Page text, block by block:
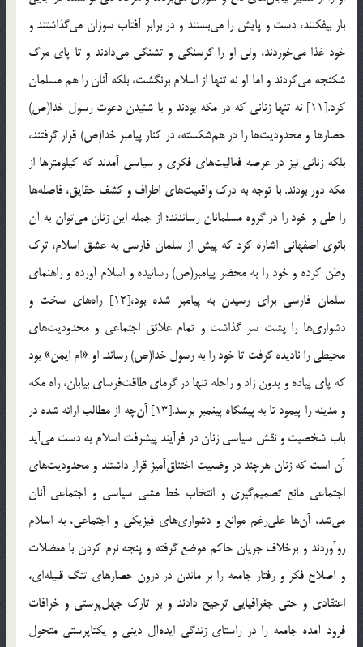
بار بیفکنند، دست و پایش را می‌بستند و در برابر آفتاب سوزان می‌گذاشتند و
خود غذا می‌خوردند، ولی او را گرسنگی و تشنگی می‌دادند و تا پای مرگ
شکنجه می‌کردند و اما او نه تنها از اسلام برنگشت، بلکه آنان را هم مسلمان
کرد.[11] نه تنها زنانی که در مکه بودند و با شنیدن دعوت رسول خدا(ص)
حصارها و محدودیت‌ها را در هم‌شکسته، در کنار پیامبر خدا(ص) قرار گرفتند،
بلکه زنانی نیز در عرصه فعالیت‌های فکری و سیاسی آمدند که کیلومترها از
مکه دور بودند. با توجه به درک واقعیت‌های اطراف و کشف حقایق، فاصله‌ها
را طی و خود را در گروه مسلمانان رساندند؛ از جمله این زنان می‌توان به آن
بانوی اصفهانی اشاره کرد که پیش از سلمان فارسی به عشق اسلام، ترک
وطن کرده و خود را به محضر پیامبر(ص) رسانیده و اسلام آورده و راهنمای
سلمان فارسی برای رسیدن به پیامبر شده بود،[12] راه‌های سخت و
دشواری‌ها را پشت سر گذاشت و تمام علائق اجتماعی و محدودیت‌های
محیطی را نادیده گرفت تا خود را به رسول خدا(ص) رساند. او «ام ایمن» بود
که پای پیاده و بدون زاد و راحله تنها در گرمای طاقت‌فرسای بیابان، راه مکه
و مدینه را پیمود تا به پیشگاه پیغمبر برسد.[13] آن‌چه از مطالب ارائه شده در
باب شخصیت و نقش سیاسی زنان در فرآیند پیشرفت اسلام به دست می‌آید
آن است که زنان هرچند در وضعیت اختناق‌آمیز قرار داشتند و محدودیت‌های
اجتماعی مانع تصمیم‌گیری و انتخاب خط مشی سیاسی و اجتماعی آنان
می‌شد، آن‌ها علی‌رغم موانع و دشواری‌های فیزیکی و اجتماعی، به اسلام
روآوردند و برخلاف جریان حاکم موضع گرفته و پنجه نرم کردن با معضلات
و اصلاح فکر و رفتار جامعه را بر ماندن در درون حصارهای تنگ قبیله‌ای،
اعتقادی و حتی جغرافیایی ترجیح دادند و بر تارک جهل‌پرستی و خرافات
فرود آمده جامعه را در راستای زندگی ایده‌آل دینی و یکتاپرستی متحول